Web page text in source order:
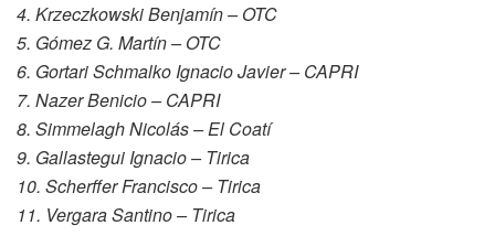
4. Krzeczkowski Benjamín – OTC
5. Gómez G. Martín – OTC
6. Gortari Schmalko Ignacio Javier – CAPRI
7. Nazer Benicio – CAPRI
8. Simmelagh Nicolás – El Coatí
9. Gallastegui Ignacio – Tirica
10. Scherffer Francisco – Tirica
11. Vergara Santino – Tirica